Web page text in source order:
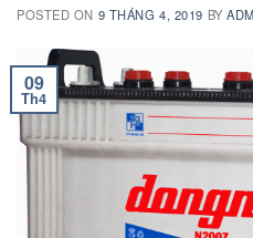
POSTED ON 9 THÁNG 4, 2019 BY
09
Th4